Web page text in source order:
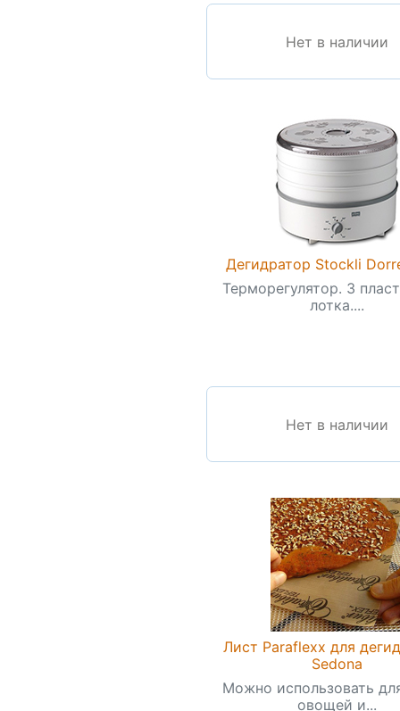
Нет в наличии
Дегидратор Stockli
Терморегулятор. 3
лотка....
Нет в наличии
Лист Paraflexx для
Sedona
Можно использовать
овощей и...